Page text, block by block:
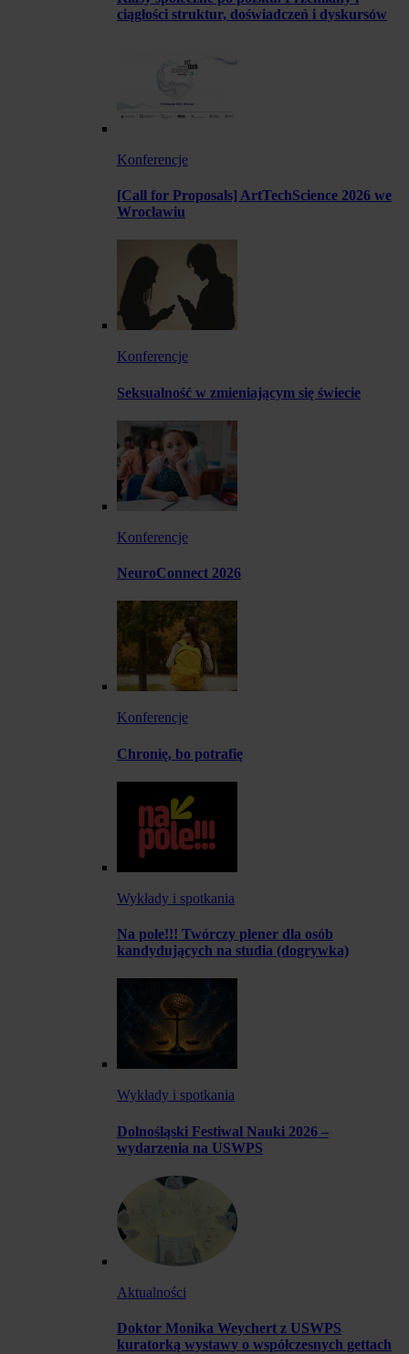
ciągłości struktur, doświadczeń i dyskursów
Konferencje
[Call for Proposals] ArtTechScience 2026 we
Wrocławiu
Konferencje
Seksualność w zmieniającym się świecie
Konferencje
NeuroConnect 2026
Konferencje
Chronię, bo potrafię
Wykłady i spotkania
Na pole!!! Twórczy plener dla osób
kandydujących na studia (dogrywka)
Wykłady i spotkania
Dolnośląski Festiwal Nauki 2026 –
wydarzenia na USWPS
Aktualności
Doktor Monika Weychert z USWPS
kuratorką wystawy o współczesnych gettach